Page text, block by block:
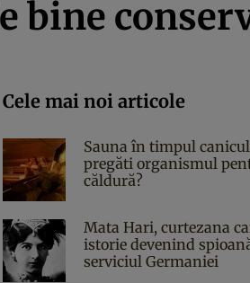
bine
Cele mai noi articole
Sauna în timpul
pregăti organismul
căldură?
Mata Hari, curtezana
istorie devenind
serviciul Germaniei